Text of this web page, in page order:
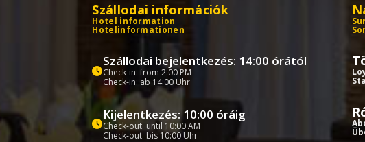
Szállodai információk
Hotel information
Hotelinformationen
Szállodai bejelentkezés: 14:00 órától
Check-in: from 2:00 PM
Check-in: ab 14:00 Uhr
Kijelentkezés: 10:00 óráig
Check-out: until 10:00 AM
Check-out: bis 10:00 Uhr